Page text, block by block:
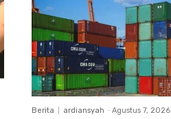
Berita ardiansyah - Agustus 7, 2026